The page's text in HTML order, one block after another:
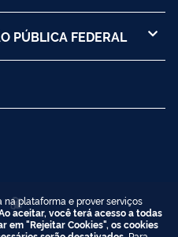
PÚBLICA FEDERAL
na plataforma e prover serviços
aceitar, você terá acesso a todas
em "Rejeitar Cookies", os cookies